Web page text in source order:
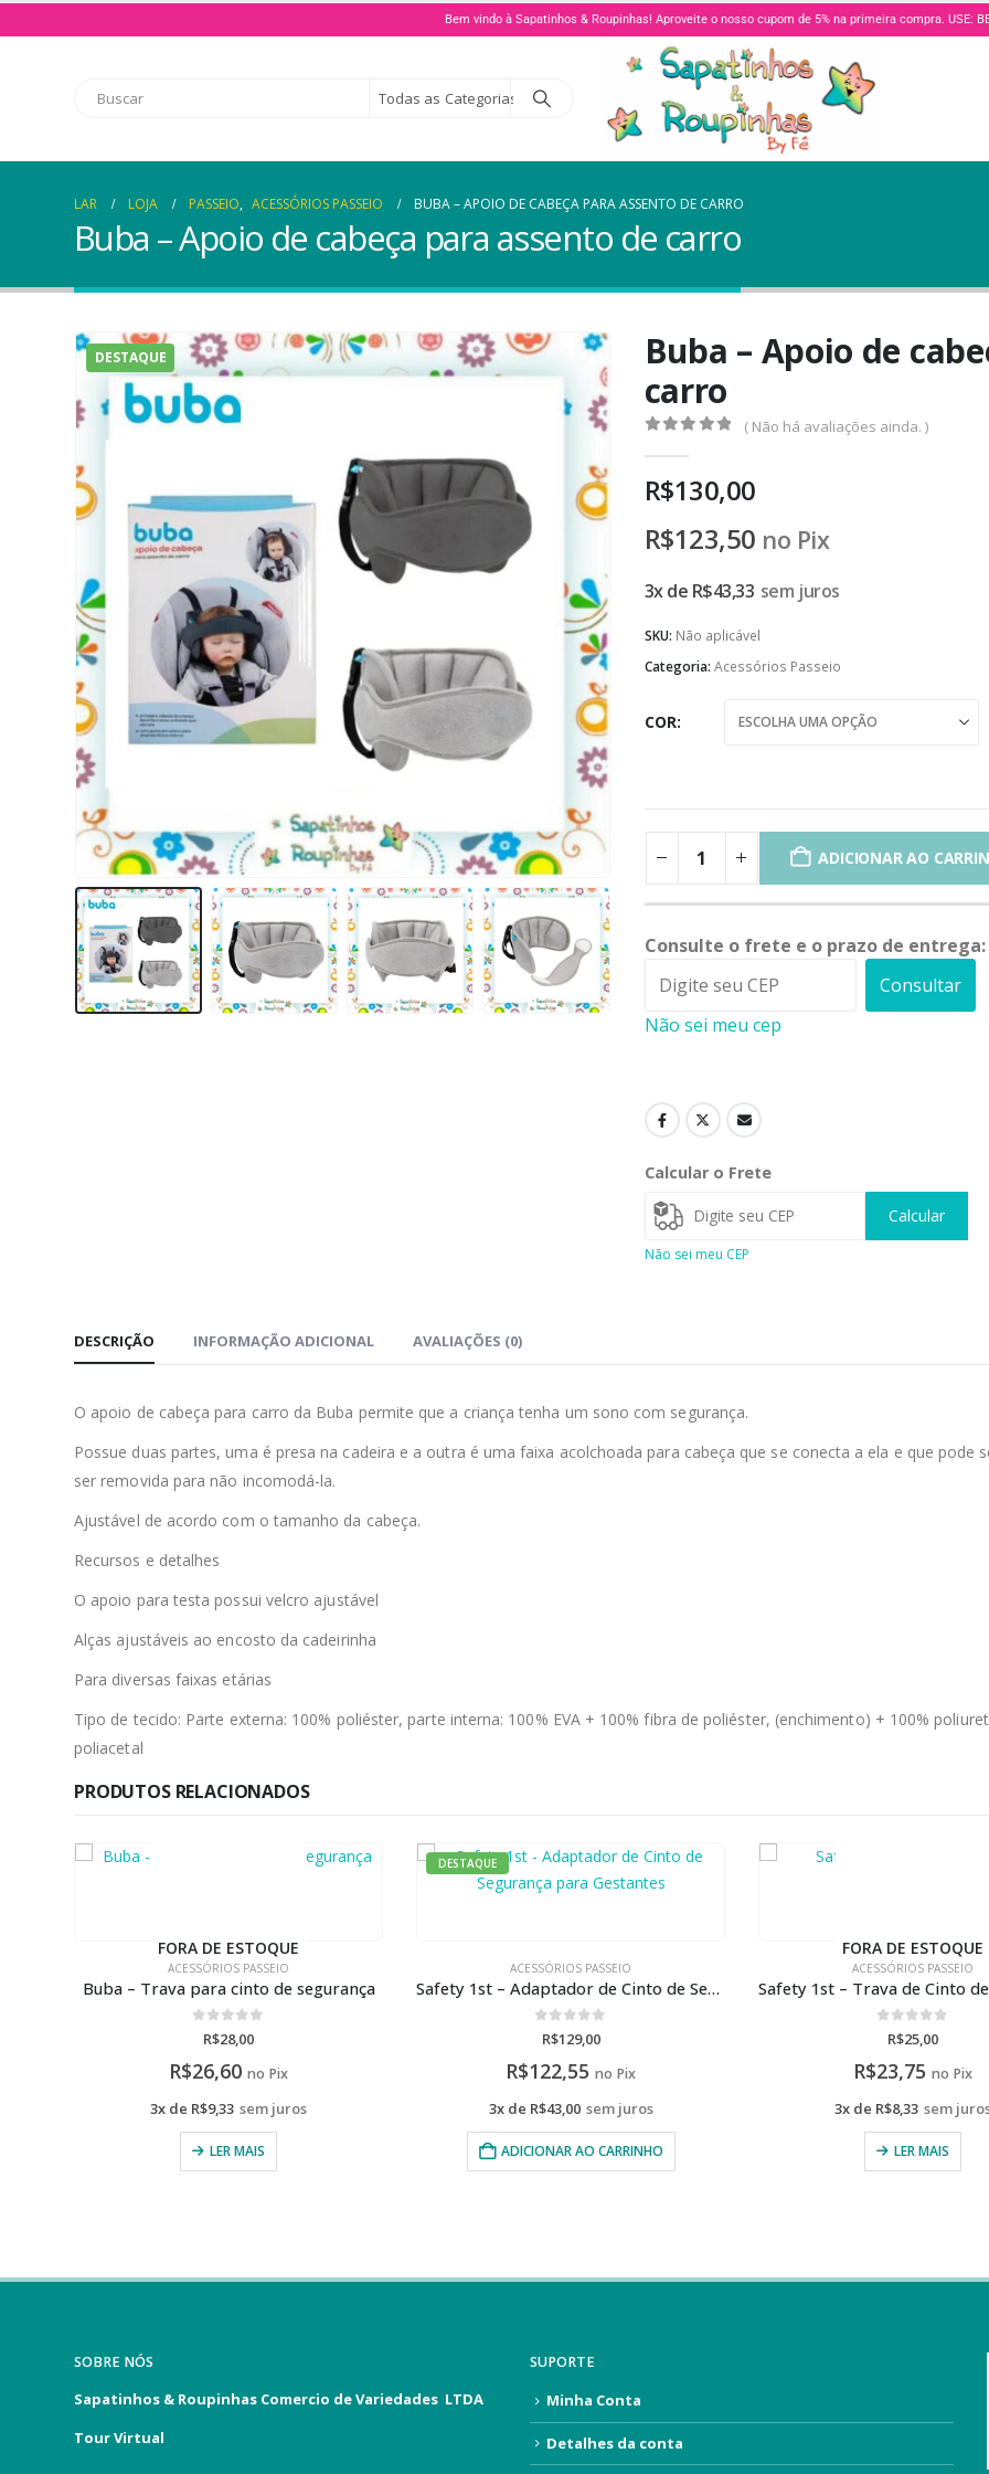
Bem vindo à Sapatinhos & Roupinhas! Aproveite o nosso cupom de 5% na primeira compra. USE:
Todas as Categorias
LAR LOJA PASSEIO, ACESSÓRIOS PASSEIO BUBA – APOIO DE CABEÇA PARA ASSENTO DE CARRO
Buba – Apoio de cabeça para assento de carro
DESTAQUE
Buba – Apoio de
carro
( Não há avaliações ainda. )
R$130,00
R$123,50 no Pix
3x de R$43,33 sem juros
SKU: Não aplicável
Categoria: Acessórios Passeio
COR
ADICIONAR AO
Consulte o frete e o prazo de entrega:
Consultar
Não sei meu cep
Calcular o Frete
Calcular
Não sei meu CEP
DESCRIÇÃO INFORMAÇÃO ADICIONAL AVALIAÇÕES (0)
O apoio de cabeça para carro da Buba permite que a criança tenha um sono com segurança.
Possue duas partes, uma é presa na cadeira e a outra é uma faixa acolchoada para cabeça que se conecta a ela e que pode
ser removida para não incomodá-la.
Ajustável de acordo com o tamanho da cabeça.
Recursos e detalhes
O apoio para testa possui velcro ajustável
Alças ajustáveis ao encosto da cadeirinha
Para diversas faixas etárias
Tipo de tecido: Parte externa: 100% poliéster, parte interna: 100% EVA + 100% fibra de poliéster, (enchimento) + 100%
poliacetal
PRODUTOS RELACIONADOS
DESTAQUE
ACESSÓRIOS PASSEIO
Safety 1st – Adaptador de Cinto de Segurança para Gestantes
de 5
R$129,00
R$122,55 no Pix
3x de R$43,00 sem juros
ADICIONAR AO CARRINHO
ACESSÓRIOS PASSEIO
Safety 1st – Trava de Cinto de Segurança
0de 5
R$25,00
R$23,75 no Pix
3x deR$8,33 sem juros
LER MAIS
FORA DE ESTOQUE
ACESSÓRIOS PASSEIO
de 5
R$60,00
R$57,00 no Pix
3x de R$20,00 sem
LER MAIS
SOBRE NÓS
Sapatinhos & Roupinhas Comercio de Variedades LTDA
Tour Virtual
SUPORTE
Minha Conta
Detalhes da conta